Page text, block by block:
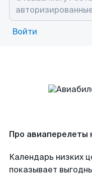
Войти
Про авиаперелеты
Календарь низких
показывает